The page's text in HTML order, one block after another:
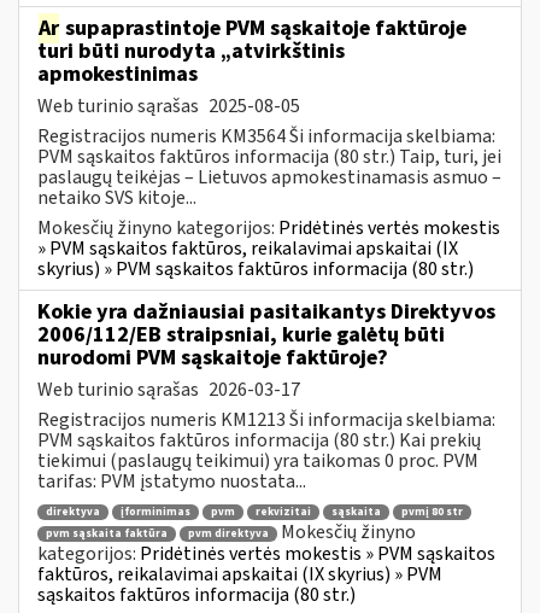
Ar supaprastintoje PVM sąskaitoje faktūroje
turi būti nurodyta „atvirkštinis
apmokestinimas
Web turinio sąrašas 2025-08-05
Registracijos numeris KM3564 Ši informacija skelbiama:
PVM sąskaitos faktūros informacija (80 str.) Taip, turi, jei
paslaugų teikėjas – Lietuvos apmokestinamasis asmuo –
netaiko SVS kitoje...
Mokesčių žinyno kategorijos: Pridėtinės vertės mokestis
» PVM sąskaitos faktūros, reikalavimai apskaitai (IX
skyrius) » PVM sąskaitos faktūros informacija (80 str.)
Kokie yra dažniausiai pasitaikantys Direktyvos
2006/112/EB straipsniai, kurie galėtų būti
nurodomi PVM sąskaitoje faktūroje?
Web turinio sąrašas 2026-03-17
Registracijos numeris KM1213 Ši informacija skelbiama:
PVM sąskaitos faktūros informacija (80 str.) Kai prekių
tiekimui (paslaugų teikimui) yra taikomas 0 proc. PVM
tarifas: PVM įstatymo nuostata...
direktyva įforminimas pvm rekvizitai sąskaita
pvmį 80 str
pvm sąskaita faktūra
pvm direktyva
Mokesčių žinyno
kategorijos: Pridėtinės vertės mokestis » PVM sąskaitos
faktūros, reikalavimai apskaitai (IX skyrius) » PVM
sąskaitos faktūros informacija (80 str.)